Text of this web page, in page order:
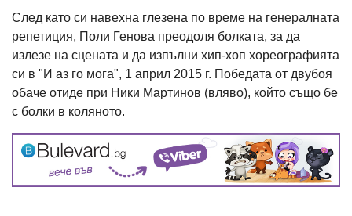
След като си навехна глезена по време на генералната
репетиция, Поли Генова преодоля болката, за да
излезе на сцената и да изпълни хип-хоп хореографията
си в "И аз го мога", 1 април 2015 г. Победата от двубоя
обаче отиде при Ники Мартинов (вляво), който също бе
с болки в коляното.